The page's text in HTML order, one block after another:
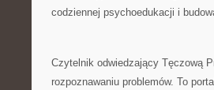
codziennej psychoedukacji i
Czytelnik odwiedzający Tęczową
rozpoznawaniu problemów. To